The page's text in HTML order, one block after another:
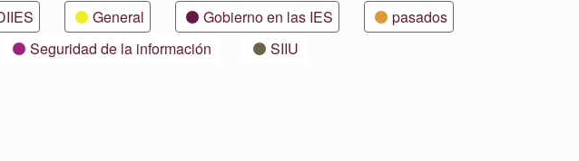
General Gobierno en las IES
pasados
Seguridad de la información
SIIU